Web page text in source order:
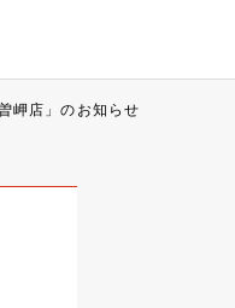
岬店」のお知らせ